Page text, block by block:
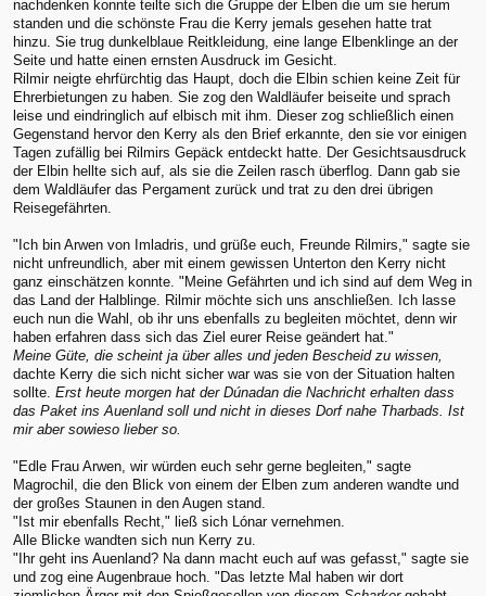
nachdenken konnte teilte sich die Gruppe der Elben die um sie herum
standen und die schönste Frau die Kerry jemals gesehen hatte trat
hinzu. Sie trug dunkelblaue Reitkleidung, eine lange Elbenklinge an der
Seite und hatte einen ernsten Ausdruck im Gesicht.
Rilmir neigte ehrfürchtig das Haupt, doch die Elbin schien keine Zeit für
Ehrerbietungen zu haben. Sie zog den Waldläufer beiseite und sprach
leise und eindringlich auf elbisch mit ihm. Dieser zog schließlich einen
Gegenstand hervor den Kerry als den Brief erkannte, den sie vor einigen
Tagen zufällig bei Rilmirs Gepäck entdeckt hatte. Der Gesichtsausdruck
der Elbin hellte sich auf, als sie die Zeilen rasch überflog. Dann gab sie
dem Waldläufer das Pergament zurück und trat zu den drei übrigen
Reisegefährten.
"Ich bin Arwen von Imladris, und grüße euch, Freunde Rilmirs," sagte sie
nicht unfreundlich, aber mit einem gewissen Unterton den Kerry nicht
ganz einschätzen konnte. "Meine Gefährten und ich sind auf dem Weg in
das Land der Halblinge. Rilmir möchte sich uns anschließen. Ich lasse
euch nun die Wahl, ob ihr uns ebenfalls zu begleiten möchtet, denn wir
haben erfahren dass sich das Ziel eurer Reise geändert hat."
Meine Güte, die scheint ja über alles und jeden Bescheid zu wissen,
dachte Kerry die sich nicht sicher war was sie von der Situation halten
sollte. Erst heute morgen hat der Dúnadan die Nachricht erhalten dass
das Paket ins Auenland soll und nicht in dieses Dorf nahe Tharbads. Ist
mir aber sowieso lieber so.
"Edle Frau Arwen, wir würden euch sehr gerne begleiten," sagte
Magrochil, die den Blick von einem der Elben zum anderen wandte und
der großes Staunen in den Augen stand.
"Ist mir ebenfalls Recht," ließ sich Lónar vernehmen.
Alle Blicke wandten sich nun Kerry zu.
"Ihr geht ins Auenland? Na dann macht euch auf was gefasst," sagte sie
und zog eine Augenbraue hoch. "Das letzte Mal haben wir dort